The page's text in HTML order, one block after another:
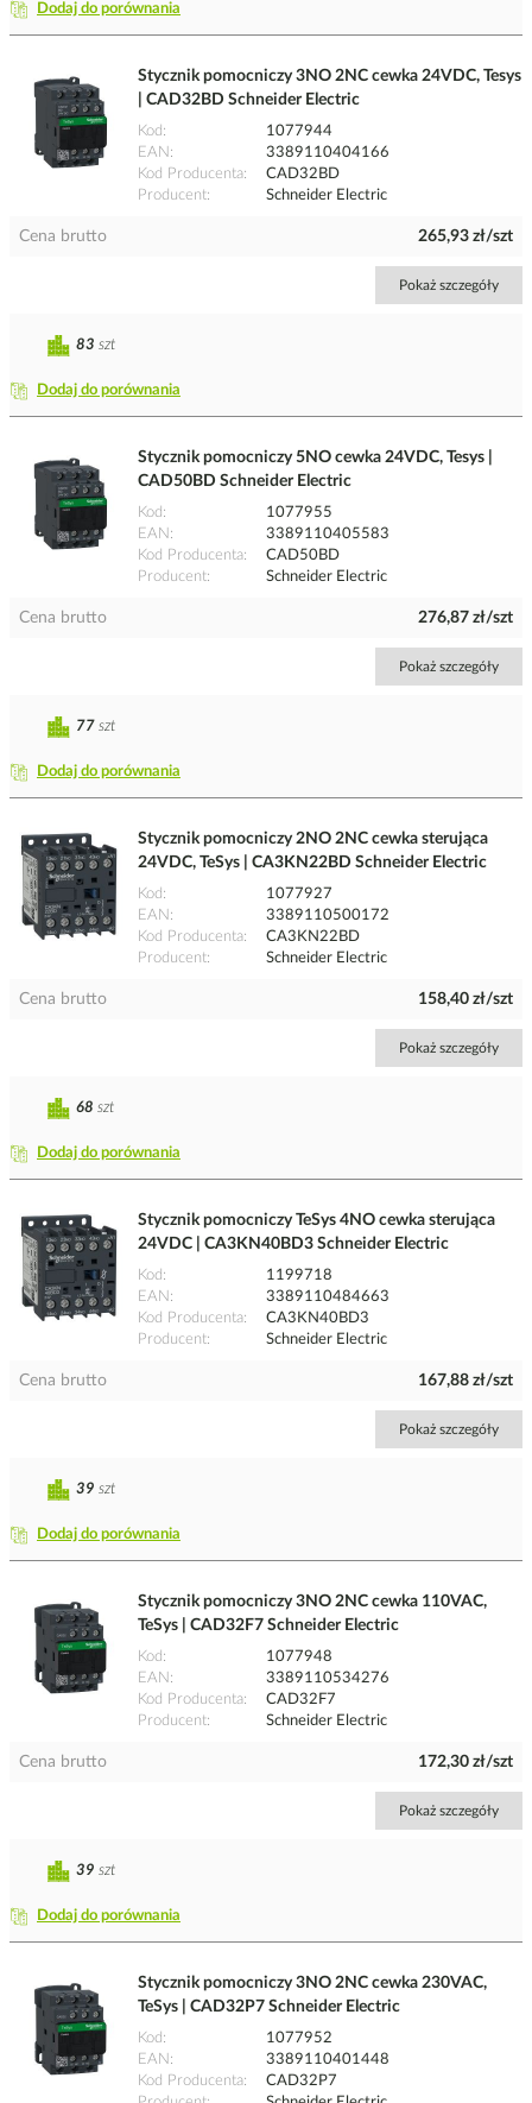
Dodaj do porównania
Stycznik pomocniczy 3NO 2NC cewka 24VDC, Tesys
| CAD32BD Schneider Electric
Kod
1077944
EAN
3389110404166
Kod Producenta
CAD32BD
Producent
Schneider Electric
Cena brutto 265,93 zł/szt
Pokaż szczegóły
Dodaj do porównania
83 szt
Stycznik pomocniczy 5NO cewka 24VDC, Tesys |
CAD50BD Schneider Electric
Kod
1077955
EAN
3389110405583
Kod Producenta
CAD50BD
Producent
Schneider Electric
Cena brutto 276,87 zł/szt
Pokaż szczegóły
Dodaj do porównania
77 szt
Stycznik pomocniczy 2NO 2NC cewka sterująca
24VDC, TeSys | CA3KN22BD Schneider Electric
Kod
1077927
EAN
3389110500172
Kod Producenta
CA3KN22BD
Producent
Schneider Electric
Cena brutto 158,40 zł/szt
Pokaż szczegóły
Dodaj do porównania
68 szt
Stycznik pomocniczy TeSys 4NO cewka sterująca
24VDC | CA3KN40BD3 Schneider Electric
Kod
1199718
EAN
3389110484663
Kod Producenta
CA3KN40BD3
Producent
Schneider Electric
Cena brutto 167,88 zł/szt
Pokaż szczegóły
Dodaj do porównania
39 szt
Stycznik pomocniczy 3NO 2NC cewka 110VAC,
TeSys | CAD32F7 Schneider Electric
Kod
1077948
EAN
3389110534276
Kod Producenta
CAD32F7
Producent
Schneider Electric
Cena brutto 172,30 zł/szt
Pokaż szczegóły
Dodaj do porównania
39 szt
Stycznik pomocniczy 3NO 2NC cewka 230VAC,
TeSys | CAD32P7 Schneider Electric
Kod
1077952
EAN
3389110401448
Kod Producenta
CAD32P7